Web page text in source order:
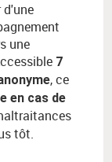
d'une
une
7
, ce
en cas de
tôt.